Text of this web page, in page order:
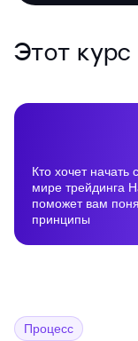
Этот курс
Кто хочет начать
мире трейдинга
поможет вам
принципы
Процесс